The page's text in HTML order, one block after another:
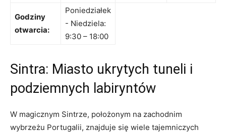
Godziny
otwarcia:
Poniedziałek
-‌ Niedziela:
9:30 – ‌18:00
Sintra: Miasto ukrytych tuneli i
podziemnych labiryntów
W magicznym Sintrze,⁣ położonym na zachodnim
wybrzeżu Portugalii, znajduje się wiele ⁣tajemniczych